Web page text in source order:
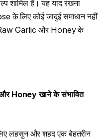
शामिल हैं। यह याद रखना
के लिए कोई जादुई समाधान नहीं
Garlic और Honey के
Honeyखाने के संभावित
लहसुन और शहद एक बेहतरीन